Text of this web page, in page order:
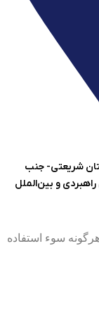
شریعتی- جنب
و بین‌الملل
سوء استفاده